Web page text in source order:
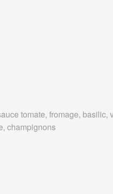
tomate, fromage, basilic,
champignons